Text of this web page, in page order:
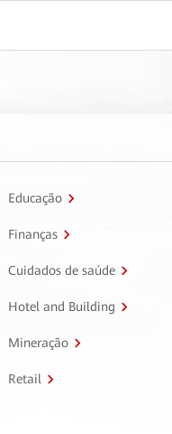
Educação
Finanças
Cuidados de saúde
Hotel and Building
Mineração
Retail